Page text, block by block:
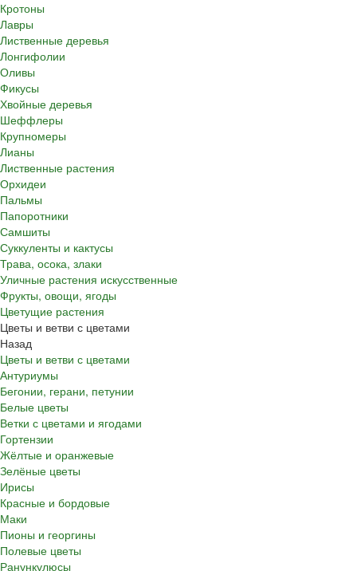
Кротоны
Лавры
Лиственные деревья
Лонгифолии
Оливы
Фикусы
Хвойные деревья
Шеффлеры
Крупномеры
Лианы
Лиственные растения
Орхидеи
Пальмы
Папоротники
Самшиты
Суккуленты и кактусы
Трава, осока, злаки
Уличные растения искусственные
Фрукты, овощи, ягоды
Цветущие растения
Цветы и ветви с цветами
Назад
Цветы и ветви с цветами
Антуриумы
Бегонии, герани, петунии
Белые цветы
Ветки с цветами и ягодами
Гортензии
Жёлтые и оранжевые
Зелёные цветы
Ирисы
Красные и бордовые
Маки
Пионы и георгины
Полевые цветы
Ранункулюсы